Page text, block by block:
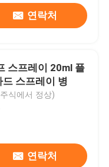
연락처
스프레이 20ml 플
스프레이 병
식에서 정상)
연락처